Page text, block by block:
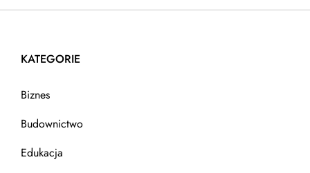
KATEGORIE
Biznes
Budownictwo
Edukacja